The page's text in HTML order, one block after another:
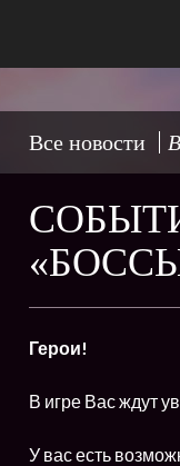
Все новости
Герои!
В игре Вас ждут
У вас есть